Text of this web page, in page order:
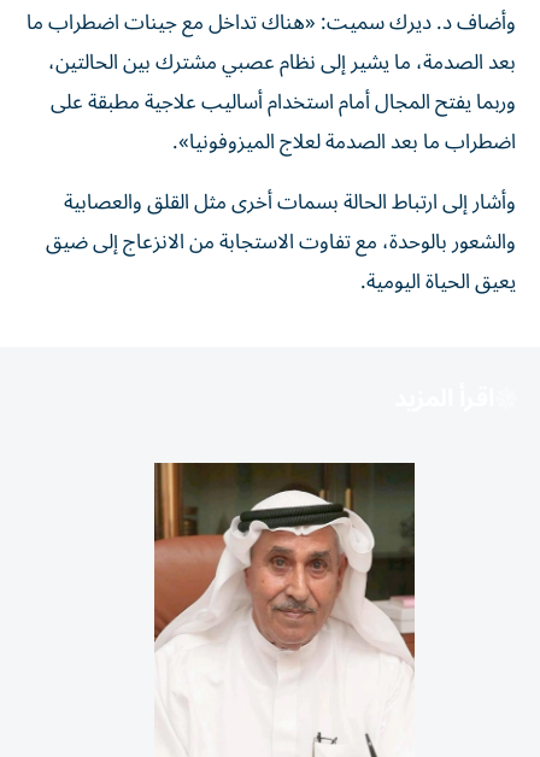
وأضاف د. ديرك سميت: «هناك تداخل مع جينات اضطراب ما
بعد الصدمة، ما يشير إلى نظام عصبي مشترك بين الحالتين،
وربما يفتح المجال أمام استخدام أساليب علاجية مطبقة على
اضطراب ما بعد الصدمة لعلاج الميزوفونيا».
وأشار إلى ارتباط الحالة بسمات أخرى مثل القلق والعصابية
والشعور بالوحدة، مع تفاوت الاستجابة من الانزعاج إلى ضيق
يعيق الحياة اليومية.